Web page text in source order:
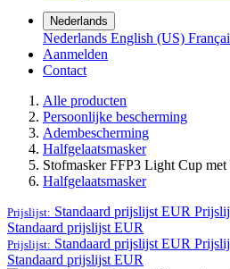
Nederlands
Nederlands English (US)
Aanmelden
Contact
Alle producten
Persoonlijke bescherming
Adembescherming
Halfgelaatsmasker
Stofmasker FFP3 Light Cup met
Halfgelaatsmasker
Prijslijst: Standaard prijslijst EUR
Standaard prijslijst EUR
Prijslijst: Standaard prijslijst EUR
Standaard prijslijst EUR